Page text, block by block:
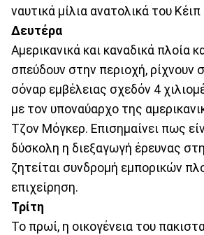
ναυτικά μίλια ανατολικά του
Δευτέρα
Αμερικανικά και καναδικά πλοία
σπεύδουν στην περιοχή, ρίχνουν
σόναρ εμβέλειας σχεδόν 4
με τον υποναύαρχο της
Τζον Μόγκερ. Επισημαίνει πως
δύσκολη η διεξαγωγή έρευνας
ζητείται συνδρομή εμπορικών
επιχείρηση.
Τρίτη
Το πρωί, η οικογένεια του